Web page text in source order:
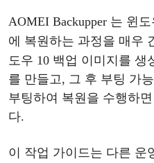
AOMEI Backupper 는 윈도
에 복원하는 과정을 매우
도우 10 백업 이미지를 생
를 만들고, 그 후 부팅 가
부팅하여 복원을 수행하
다.
이 작업 가이드는 다른 운